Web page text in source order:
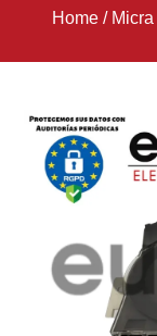
Home / Micra